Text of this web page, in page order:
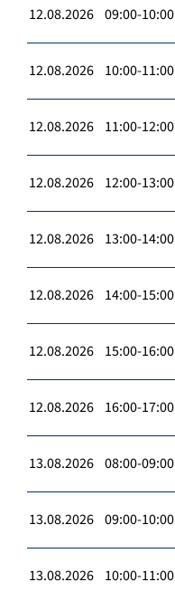
12.08.2026 09:00-10:00
12.08.2026 10:00-11:00
12.08.2026 11:00-12:00
12.08.2026 12:00-13:00
12.08.2026 13:00-14:00
12.08.2026 14:00-15:00
12.08.2026 15:00-16:00
12.08.2026 16:00-17:00
13.08.2026 08:00-09:00
13.08.2026 09:00-10:00
13.08.2026 10:00-11:00